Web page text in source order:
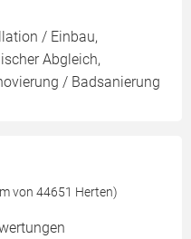
/ Einbau,
Abgleich,
/ Badsanierung
von 44651 Herten)